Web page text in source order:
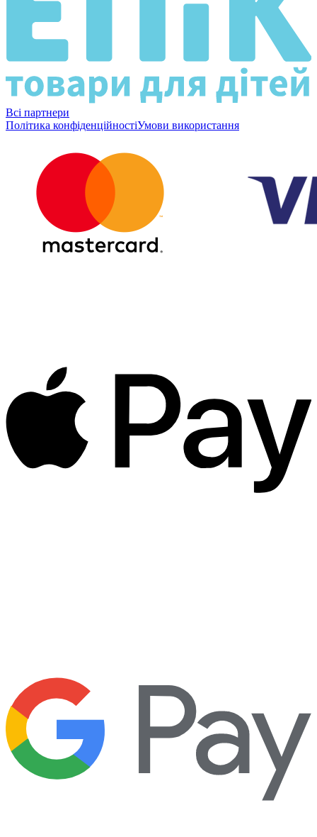
Всі партнери
Політика конфіденційностіУмови використання